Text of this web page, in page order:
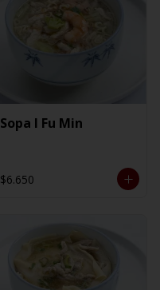
Sopa I Fu Min
$6.650